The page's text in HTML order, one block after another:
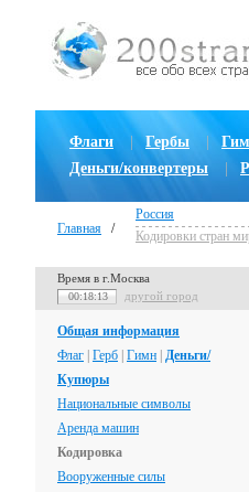
Флаги Гербы
Деньги/конвертеры
Главная /
Россия
Кодировки стран
Время в г.Москва
00:18:14 другой город
Общая информация
Флаг Герб Гимн Деньги/
Купюры
Национальные символы
Аренда машин
Кодировка
Вооруженные силы